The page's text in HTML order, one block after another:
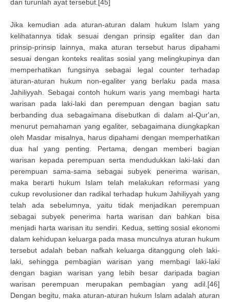
dan turunlah ayat tersebut.[45]
Jika kemudian ada aturan-aturan dalam hukum Islam yang
kelihatannya tidak sesuai dengan prinsip egaliter dan dan
prinsip-prinsip lainnya, maka aturan tersebut harus dipahami
sesuai dengan konteks realitas sosial yang melingkupinya dan
memperhatikan fungsinya sebagai legal counter terhadap
aturan-aturan hukum non-egaliter yang berlaku pada masa
Jahiliyyah. Sebagai contoh hukum waris yang membagi harta
warisan pada laki-laki dan perempuan dengan bagian satu
berbanding dua sebagaimana disebutkan di dalam al-Qur'an,
menurut pemahaman yang egaliter, sebagaimana diungkapkan
oleh Masdar misalnya, harus dipahami dengan memperhatikan
dua hal yang penting. Pertama, dengan memberi bagian
warisan kepada perempuan serta mendudukkan laki-laki dan
perempuan sama-sama sebagai subyek penerima warisan,
maka berarti hukum Islam telah melakukan reformasi yang
cukup revolusioner dan radikal terhadap hukum Jahiliyyah yang
telah ada sebelumnya, yaitu tidak menjadikan perempuan
sebagai subyek penerima harta warisan dan bahkan bisa
menjadi harta warisan itu sendiri. Kedua, setting sosial ekonomi
dalam kehidupan keluarga pada masa munculnya aturan hukum
tersebut adalah beban nafkah keluarga ditanggung oleh laki-
laki, sehingga pembagian warisan yang membagi laki-laki
dengan bagian warisan yang lebih besar daripada bagian
warisan perempuan merupakan pembagian yang adil.[46]
Dengan begitu, maka aturan-aturan hukum Islam adalah aturan